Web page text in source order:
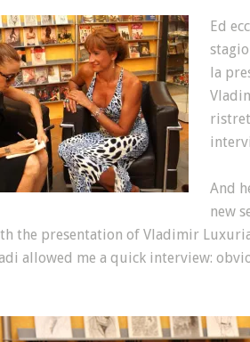
Ed
la
And
new
the presentation of Vladimir
allowed me a quick interview: